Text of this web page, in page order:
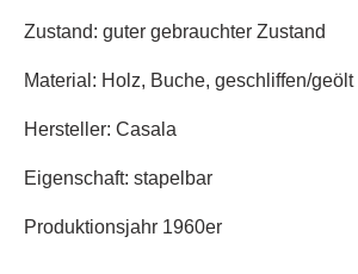
Zustand: guter gebrauchter Zustand
Material: Holz, Buche, geschliffen/geölt
Hersteller: Casala
Eigenschaft: stapelbar
Produktionsjahr 1960er